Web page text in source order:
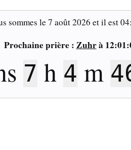
sommes le7 août 2026 et il est
Prochaine prière : Zuhrà
7 h 4 m